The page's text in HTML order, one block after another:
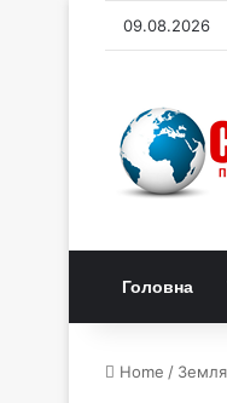
09.08.2026
Головна
Home / Земля